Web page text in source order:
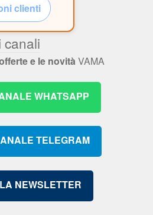
clienti
canali
e le novitàVAMA
WHATSAPP
TELEGRAM
NEWSLETTER